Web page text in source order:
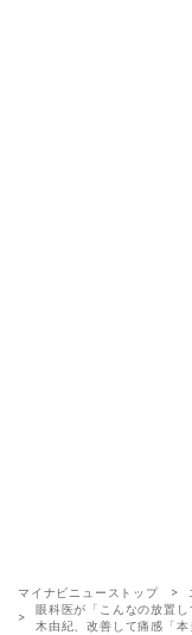
マイナビニューストップ
眼科医が「こんなの放置
木由紀、改善して痛感「